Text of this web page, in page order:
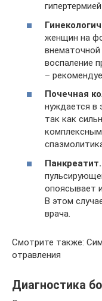
женщин на
воспаление
–
Почечная
нуждается в
так как
Панкреатит.
опоясывает
В этом
врача.
Смотрите также:
отравления
Диагностика